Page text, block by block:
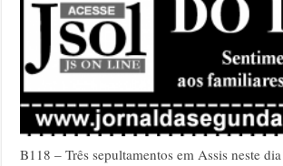
B118 – Três sepultamentos em Assis neste